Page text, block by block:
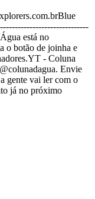
está no
o botão de joinha e
- Coluna
Envie
gente vai ler com o
já no próximo